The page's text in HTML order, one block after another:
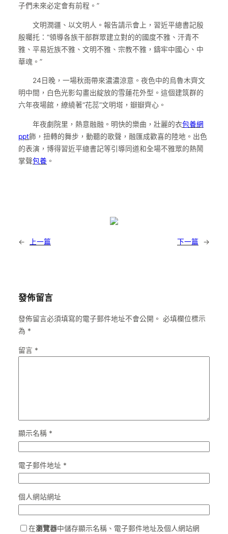
子們未來必定會有前程。”
文明潤疆、以文明人。報告請示會上，習近平總書記殷
殷囑托：“領導各族干部群眾建立對的的國度不雅、汗青不
雅、平易近族不雅、文明不雅、宗教不雅，鑄牢中國心、中
華魂。”
24日晚，一場秋雨帶來濃濃涼意。夜色中的烏魯木齊文
明中間，白色光影勾畫出綻放的雪蓮花外型。這個建筑群的
六年夜場館，繚繞著“花蕊”文明塔，瓣瓣齊心。
年夜劇院里，熱意融融。明快的樂曲，壯麗的衣包養網
ppt飾，扭轉的舞步，動聽的歌聲，融匯成歡喜的陸地。出色
的表演，博得習近平總書記等引導同道和全場不雅眾的熱鬧
掌聲包養 。
← 上一篇 下一篇 →
發佈留言
發佈留言必須填寫的電子郵件地址不會公開。 必填欄位標示
為 *
留言 *
顯示名稱 *
電子郵件地址 *
個人網站網址
在瀏覽器中儲存顯示名稱、電子郵件地址及個人網站網